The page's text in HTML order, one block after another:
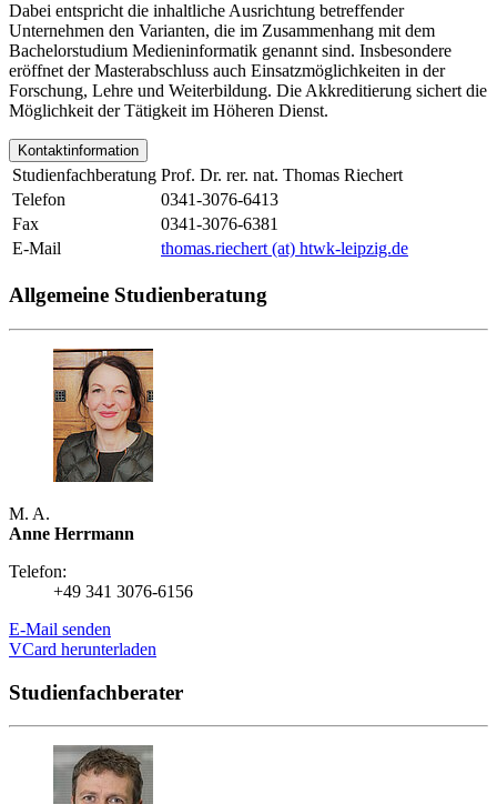
Dabei entspricht die inhaltliche Ausrichtung betreffender
Unternehmen den Varianten, die im Zusammenhang mit dem
Bachelorstudium Medieninformatik genannt sind. Insbesondere
eröffnet der Masterabschluss auch Einsatzmöglichkeiten in der
Forschung, Lehre und Weiterbildung. Die Akkreditierung sichert die
Möglichkeit der Tätigkeit im Höheren Dienst.
Kontaktinformation
Studienfachberatung Prof. Dr. rer. nat. Thomas Riechert
Telefon
0341-3076-6413
Fax
0341-3076-6381
E-Mail
thomas.riechert (at) htwk-leipzig.de
Allgemeine Studienberatung
M. A.
Anne Herrmann
Telefon:
+49 341 3076-6156
E-Mail senden
VCard herunterladen
Studienfachberater